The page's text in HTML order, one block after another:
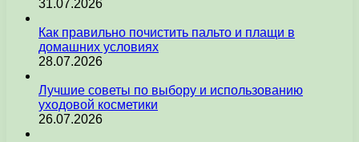
31.07.2026
Как правильно почистить пальто и плащи в
домашних условиях
28.07.2026
Лучшие советы по выбору и использованию
уходовой косметики
26.07.2026